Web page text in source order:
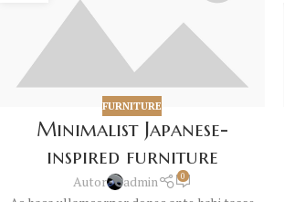
FURNITURE
Minimalist Japanese-
inspired furniture
Autor admin 0